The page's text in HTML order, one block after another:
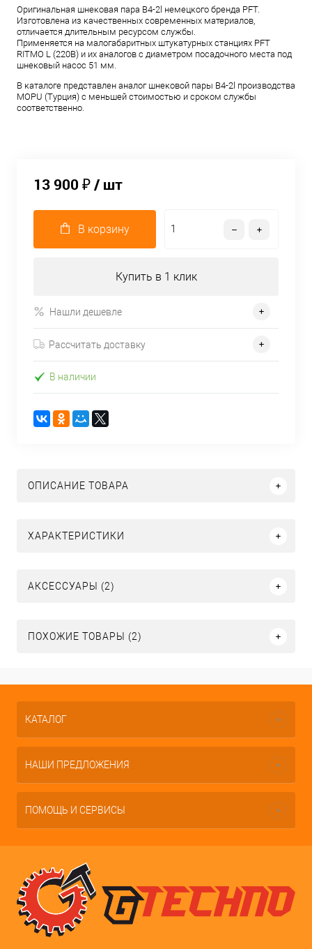
Оригинальная шнековая пара B4-2l немецкого бренда PFT.
Изготовлена из качественных современных материалов,
отличается длительным ресурсом службы.
Применяется на малогабаритных штукатурных станциях PFT
RITMO L (220В) и их аналогов с диаметром посадочного места под
шнековый насос 51 мм.
В каталоге представлен аналог шнековой пары B4-2l производства
MOPU (Турция) с меньшей стоимостью и сроком службы
соответственно.
13 900 ₽/ шт
В корзину
Купить в 1 клик
Нашли дешевле
Рассчитать доставку
В наличии
ОПИСАНИЕ ТОВАРА
ХАРАКТЕРИСТИКИ
АКСЕССУАРЫ (2)
ПОХОЖИЕ ТОВАРЫ (2)
КАТАЛОГ
НАШИ ПРЕДЛОЖЕНИЯ
ПОМОЩЬ И СЕРВИСЫ